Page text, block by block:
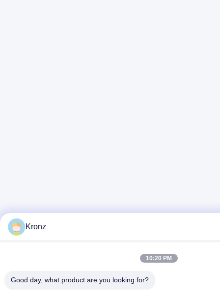
Kronz
10:20 PM
Good day, what product are you looking for?